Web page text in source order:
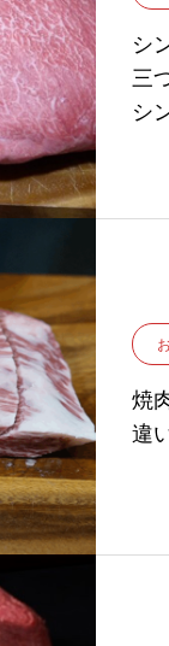
シ
三
シ
焼
違